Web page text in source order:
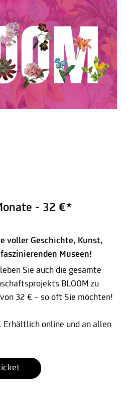
- 32 €*
voller Geschichte, Kunst,
Museen!
Sie auch die gesamte
BLOOM zu
32 € – so oft Sie möchten!
online und an allen